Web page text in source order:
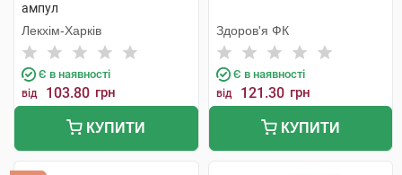
ампул
Лекхім-Харків
Є в наявності
від 103.80 грн
КУПИТИ
Здоров'я ФК
Є в наявності
від 121.30 грн
КУПИТИ